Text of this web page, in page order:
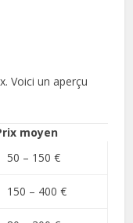
Voici un aperçu
moyen
50 – 150 €
150 – 400 €